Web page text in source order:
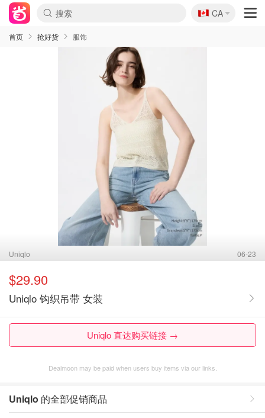
🇨🇦
CA
首页 抢好货 服饰
Uniqlo 06-23
$29.90
Uniqlo 钩织吊带 女装
Uniqlo 直达购买链接 →
Dealmoon may be paid when users buy items via our links.
Uniqlo 的全部促销商品